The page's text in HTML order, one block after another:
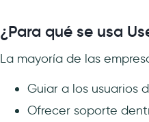
¿Para qué se usa
La mayoría de las
Guiar a los usuarios
Ofrecer soporte